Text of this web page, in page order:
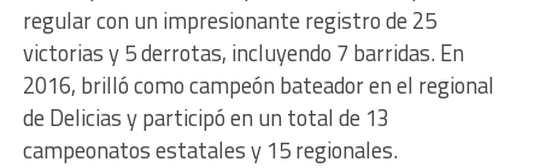
regular con un impresionante registro de 25
victorias y 5 derrotas, incluyendo 7 barridas. En
2016, brilló como campeón bateador en el regional
de Delicias y participó en un total de 13
campeonatos estatales y 15 regionales.